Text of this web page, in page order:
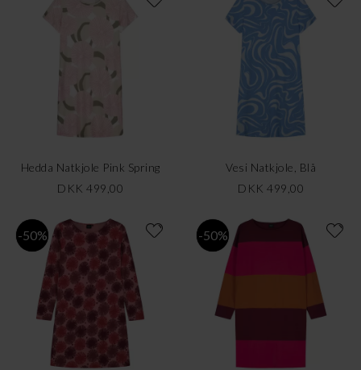
Hedda Natkjole Pink Spring
DKK 499,00
Vesi Natkjole, Blå
DKK 499,00
-50% -50%